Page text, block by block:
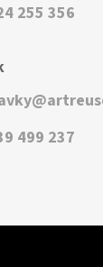
255 356
499 237